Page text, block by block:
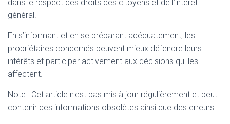
dans le respect des droits des citoyens et de l’intérêt
général.
En s’informant et en se préparant adéquatement, les
propriétaires concernés peuvent mieux défendre leurs
intérêts et participer activement aux décisions qui les
affectent.
Note : Cet article n'est pas mis à jour régulièrement et peut
contenir des informations obsolètes ainsi que des erreurs.